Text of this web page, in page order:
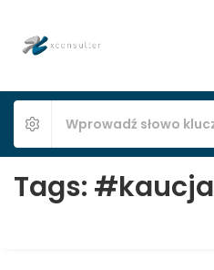
Tags: #kaucja